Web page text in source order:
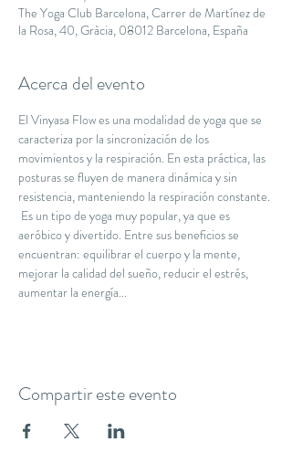
The Yoga Club Barcelona, Carrer de Martínez de
la Rosa, 40, Gràcia, 08012 Barcelona, España
Acerca del evento
El Vinyasa Flow es una modalidad de yoga que se
caracteriza por la sincronización de los
movimientos y la respiración. En esta práctica, las
posturas se fluyen de manera dinámica y sin
resistencia, manteniendo la respiración constante.
Es un tipo de yoga muy popular, ya que es
aeróbico y divertido. Entre sus beneficios se
encuentran: equilibrar el cuerpo y la mente,
mejorar la calidad del sueño, reducir el estrés,
aumentar la energía...
Compartir este evento